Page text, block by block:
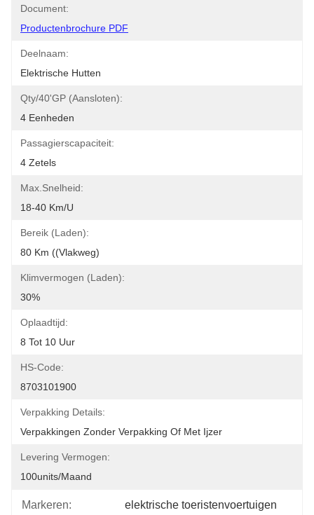
Document:
Productenbrochure PDF
Deelnaam:
Elektrische Hutten
Qty/40'GP (Aansloten):
4 Eenheden
Passagierscapaciteit:
4 Zetels
Max.Snelheid:
18-40 Km/u
Bereik (laden):
80 Km ((vlakweg)
Klimvermogen (laden):
30%
Oplaadtijd:
8 Tot 10 Uur
HS-Code:
8703101900
Verpakking Details:
Verpakkingen Zonder Verpakking Of Met Ijzer
Levering Vermogen:
100units/maand
Markeren: elektrische toeristenvoertuigen